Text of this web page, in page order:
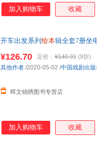
加入购物车 收藏
开车出发系列 绘本辑全套7册坐
¥126.70 定价： ¥140.91 (9折)
晖文锦绣图书专营店
其他作者 /2020-05-02 /中国戏剧出
加入购物车 收藏